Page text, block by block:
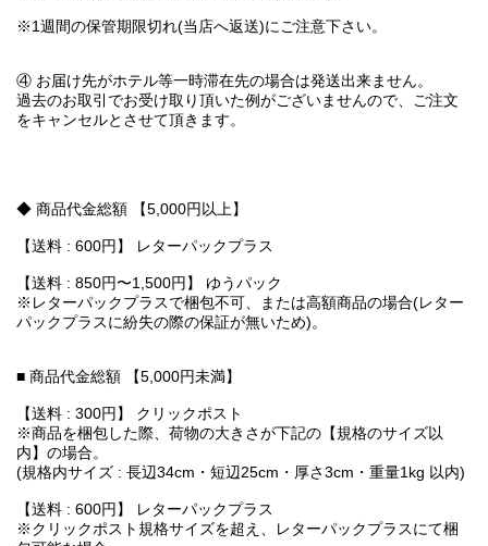
※1週間の保管期限切れ(当店へ返送)にご注意下さい。
④ お届け先がホテル等一時滞在先の場合は発送出来ません。
過去のお取引でお受け取り頂いた例がございませんので、ご注文
をキャンセルとさせて頂きます。
◆ 商品代金総額 【5,000円以上】
【送料 : 600円】 レターパックプラス
【送料 : 850円〜1,500円】 ゆうパック
※レターパックプラスで梱包不可、または高額商品の場合(レター
パックプラスに紛失の際の保証が無いため)。
■ 商品代金総額 【5,000円未満】
【送料 : 300円】 クリックポスト
※商品を梱包した際、荷物の大きさが下記の【規格のサイズ以
内】の場合。
(規格内サイズ : 長辺34cm・短辺25cm・厚さ3cm・重量1kg 以内)
【送料 : 600円】 レターパックプラス
※クリックポスト規格サイズを超え、レターパックプラスにて梱